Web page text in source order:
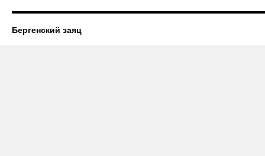
Бергенский заяц